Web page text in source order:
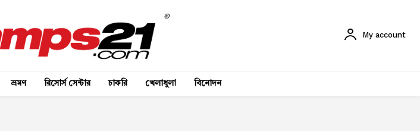
©
My account
ভ্রমণ রিসোর্স সেন্টার চাকরি খেলাধুলা বিনোদন